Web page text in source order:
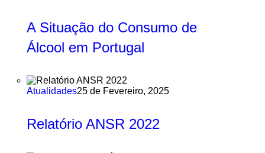
A Situação do Consumo de
Álcool em Portugal
Atualidades25 de Fevereiro, 2025
Relatório ANSR 2022